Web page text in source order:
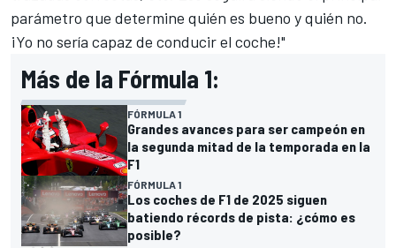
parámetro que determine quién es bueno y quién no.
¡Yo no sería capaz de conducir el coche!"
Más de la Fórmula 1:
FÓRMULA 1
Grandes avances para ser campeón en
la segunda mitad de la temporada en la
F1
FÓRMULA 1
Los coches de F1 de 2025 siguen
batiendo récords de pista: ¿cómo es
posible?